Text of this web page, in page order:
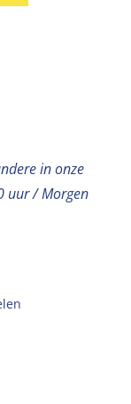
in onze
uur / Morgen